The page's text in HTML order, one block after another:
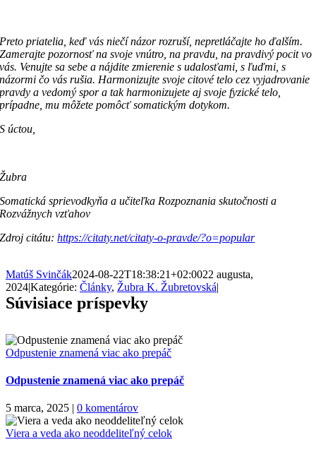
Preto priatelia, keď vás niečí názor rozruší, nepretláčajte ho ďalším.
Zamerajte pozornosť na svoje vnútro, na pravdu, na pravdivý pocit vo
vás. Venujte sa sebe a nájdite zmierenie s udalosťami, s ľuďmi, s
názormi čo vás rušia. Harmonizujte svoje citové telo cez vyjadrovanie
pravdy a vedomý spor a tak harmonizujete aj svoje fyzické telo,
prípadne, mu môžete pomôcť somatickým dotykom.
S úctou,
Žubra
Somatická sprievodkyňa a učiteľka Rozpoznania skutočnosti a
Rozvážnych vzťahov
Zdroj citátu:https://citaty.net/citaty-o-pravde/?o=popular
Matúš Svinčák2024-08-22T18:38:21+02:0022 augusta,
2024|Kategórie: Články, Žubra K. Žubretovská|
Súvisiace príspevky
Odpustenie znamená viac ako prepáč
Odpustenie znamená viac ako prepáč
5 marca, 2025 | 0 komentárov
Viera a veda ako neoddeliteľný celok